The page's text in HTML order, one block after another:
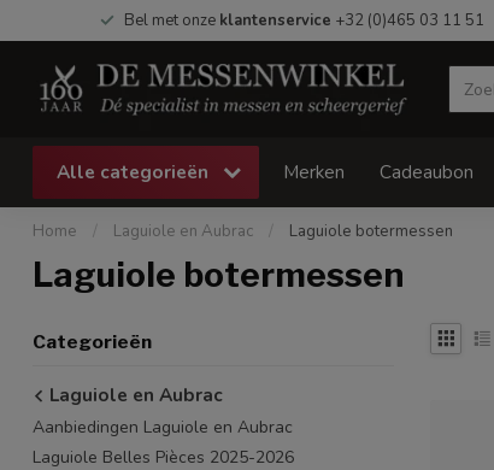
Bel met onze klantenservice +32 (0)465 03 11 51
Alle categorieën Merken Cadeaubon
Home / Laguiole en Aubrac / Laguiole botermessen
Laguiole botermessen
Categorieën
Laguiole en Aubrac
Aanbiedingen Laguiole en Aubrac
Laguiole Belles Pièces 2025-2026